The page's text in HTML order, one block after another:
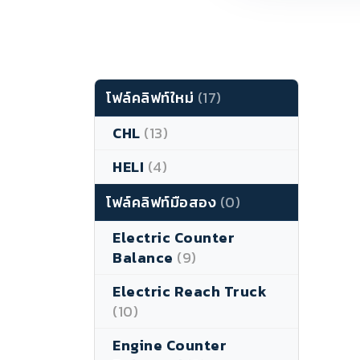
โฟล์คลิฟท์ใหม่ (17)
CHL (13)
HELI (4)
โฟล์คลิฟท์มือสอง (0)
Electric Counter
Balance (9)
Electric Reach Truck
(10)
Engine Counter